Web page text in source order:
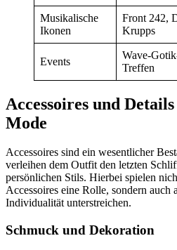
Musikalische
Ikonen
Front 242,
Krupps
Events
Wave-
Treffen
Accessoires und
Mode
Accessoires sind ein wesentlicher
verleihen dem Outfit den letzten
persönlichen Stils. Hierbei spielen
Accessoires eine Rolle, sondern auch
Individualität unterstreichen.
Schmuck und Dekoration